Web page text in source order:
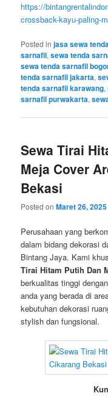
https://
crossback-kayu-paling-
Posted in jasa sewa
sarnafil,sewa tenda
sewa tenda sarnafil
tenda sarnafil jakarta,
tenda sarnafil karawang,
sarnafil purwakarta,
Sewa Tirai
Meja Cover
Bekasi
Posted onMaret 26, 2025
Perusahaan yang
dalam bidang dekorasi
Bintang Jaya. Kami
Tirai Hitam Putih Dan
berkualitas tinggi
anda yang berada di
kebutuhan dekorasi
stylish dan fungsional.